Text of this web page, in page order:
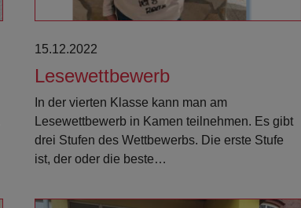
15.12.2022
Lesewettbewerb
In der vierten Klasse kann man am
Lesewettbewerb in Kamen teilnehmen. Es gibt
drei Stufen des Wettbewerbs. Die erste Stufe
ist, der oder die beste…